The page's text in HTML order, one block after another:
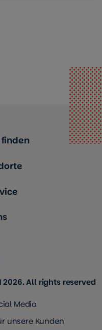
finden
2026. All rights reserved
Media
unsere Kunden